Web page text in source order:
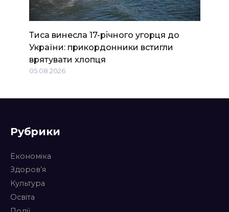
Тиса винесла 17-річного угорця до
України: прикордонники встигли
врятувати хлопця
05.08.2026
Рубрики
Економіка
Здоров’я
Культура
Освіта